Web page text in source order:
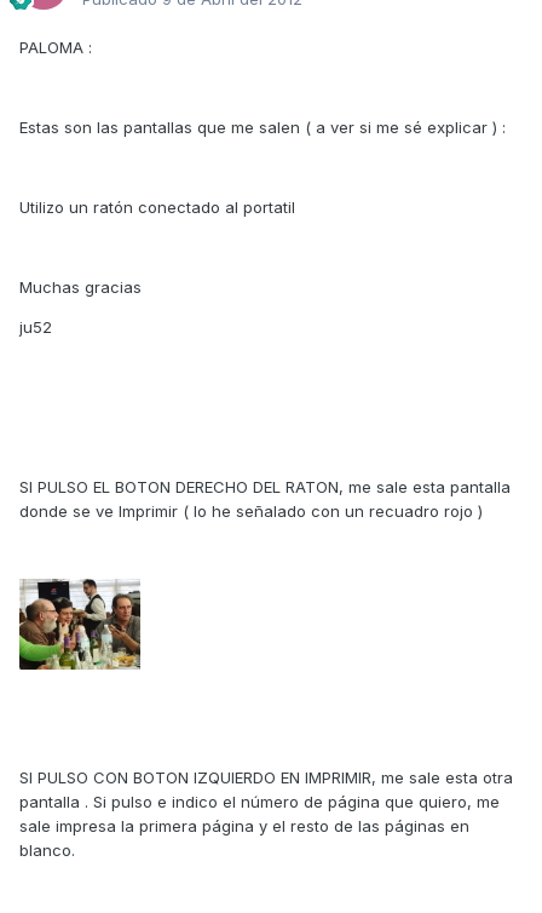
PALOMA :
Estas son las pantallas que me salen ( a ver si me sé explicar ) :
Utilizo un ratón conectado al portatil
Muchas gracias
ju52
SI PULSO EL BOTON DERECHO DEL RATON, me sale esta pantalla
donde se ve Imprimir ( lo he señalado con un recuadro rojo )
SI PULSO CON BOTON IZQUIERDO EN IMPRIMIR, me sale esta otra
pantalla . Si pulso e indico el número de página que quiero, me
sale impresa la primera página y el resto de las páginas en
blanco.